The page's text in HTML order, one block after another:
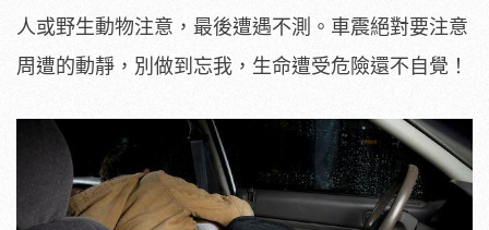
人或野生動物注意，最後遭遇不測。車震絕對要注意
周遭的動靜，別做到忘我，生命遭受危險還不自覺！